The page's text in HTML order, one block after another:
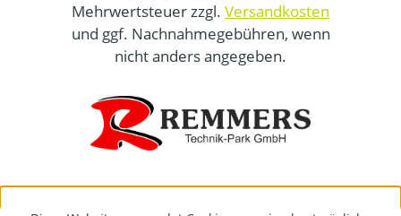
Mehrwertsteuer zzgl. Versandkosten
und ggf. Nachnahmegebühren, wenn
nicht anders angegeben.